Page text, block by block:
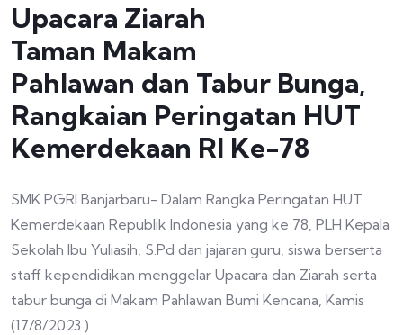
Upacara Ziarah
Taman Makam
Pahlawan dan Tabur Bunga,
Rangkaian Peringatan HUT
Kemerdekaan RI Ke-78
SMK PGRI Banjarbaru- Dalam Rangka Peringatan HUT
Kemerdekaan Republik Indonesia yang ke 78, PLH Kepala
Sekolah Ibu Yuliasih, S.Pd dan jajaran guru, siswa berserta
staff kependidikan menggelar Upacara dan Ziarah serta
tabur bunga di Makam Pahlawan Bumi Kencana, Kamis
(17/8/2023 ).